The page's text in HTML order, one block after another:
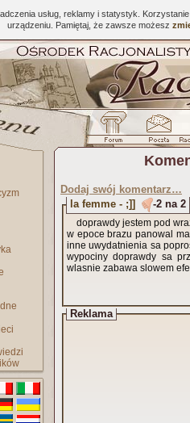
usług, reklamy i statystyk.
urządzeniu. Pamiętaj, że zawsze możesz
Dodaj swój komentarz…
la femme - ;]]
-2 na 2
doprawdy jestem pod wrazeniem panskiej ignorancji drogi panie
w epoce brazu panowal
inne uwydatnienia sa poprostu
wypociny doprawdy sa
wlasnie zabawa slowem
Reklama